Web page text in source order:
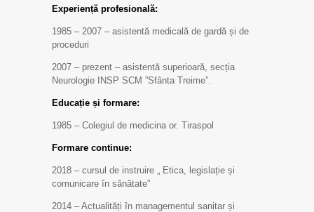
Experiență profesională:
1985 – 2007 – asistentă medicală de gardă și de
proceduri
2007 – prezent – asistentă superioară, secția
Neurologie INSP SCM ”Sfânta Treime”.
Educație și formare:
1985 – Colegiul de medicina or. Tiraspol
Formare continue:
2018 – cursul de instruire „ Etica, legislație și
comunicare în sănătate”
2014 – Actualități în managementul sanitar și